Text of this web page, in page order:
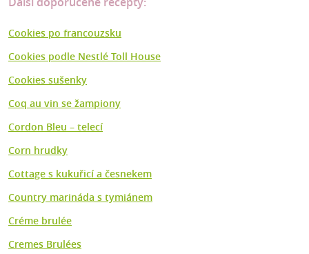
Cookies po francouzsku
Cookies podle Nestlé Toll House
Cookies sušenky
Coq au vin se žampiony
Cordon Bleu – telecí
Corn hrudky
Cottage s kukuřicí a česnekem
Country marináda s tymiánem
Créme brulée
Cremes Brulées